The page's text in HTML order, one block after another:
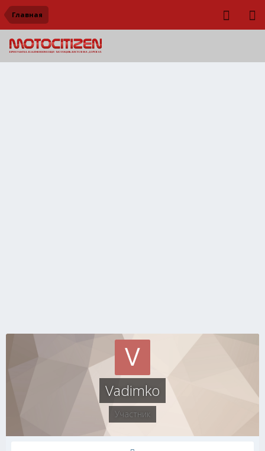
Главная
Vadimko
Участник